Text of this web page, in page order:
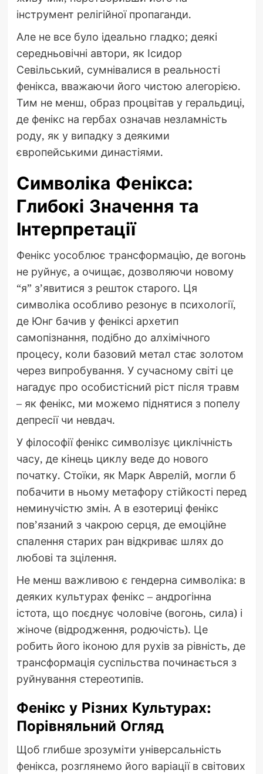
інструмент релігійної пропаганди.
Але не все було ідеально гладко; деякі
середньовічні автори, як Ісидор
Севільський, сумнівалися в реальності
фенікса, вважаючи його чистою алегорією.
Тим не менш, образ процвітав у геральдиці,
де фенікс на гербах означав незламність
роду, як у випадку з деякими
європейськими династіями.
Символіка Фенікса:
Глибокі Значення та
Інтерпретації
Фенікс уособлює трансформацію, де вогонь
не руйнує, а очищає, дозволяючи новому
“я” з’явитися з решток старого. Ця
символіка особливо резонує в психології,
де Юнг бачив у феніксі архетип
самопізнання, подібно до алхімічного
процесу, коли базовий метал стає золотом
через випробування. У сучасному світі це
нагадує про особистісний ріст після травм
– як фенікс, ми можемо піднятися з попелу
депресії чи невдач.
У філософії фенікс символізує циклічність
часу, де кінець циклу веде до нового
початку. Стоїки, як Марк Аврелій, могли б
побачити в ньому метафору стійкості перед
неминучістю змін. А в езотериці фенікс
пов’язаний з чакрою серця, де емоційне
спалення старих ран відкриває шлях до
любові та зцілення.
Не менш важливою є гендерна символіка: в
деяких культурах фенікс – андрогінна
істота, що поєднує чоловіче (вогонь, сила) і
жіноче (відродження, родючість). Це
робить його іконою для рухів за рівність, де
трансформація суспільства починається з
руйнування стереотипів.
Фенікс у Різних Культурах:
Порівняльний Огляд
Щоб глибше зрозуміти універсальність
фенікса, розглянемо його варіації в світових